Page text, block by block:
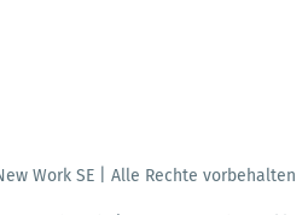
Work SE | Alle Rechte vorbehalten